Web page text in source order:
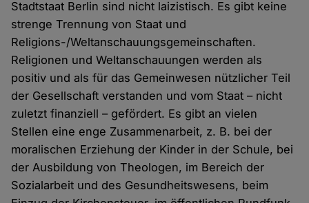
Stadtstaat Berlin sind nicht laizistisch. Es gibt keine
strenge Trennung von Staat und
Religions-/Weltanschauungsgemeinschaften.
Religionen und Weltanschauungen werden als
positiv und als für das Gemeinwesen nützlicher Teil
der Gesellschaft verstanden und vom Staat – nicht
zuletzt finanziell – gefördert. Es gibt an vielen
Stellen eine enge Zusammenarbeit, z. B. bei der
moralischen Erziehung der Kinder in der Schule, bei
der Ausbildung von Theologen, im Bereich der
Sozialarbeit und des Gesundheitswesens, beim